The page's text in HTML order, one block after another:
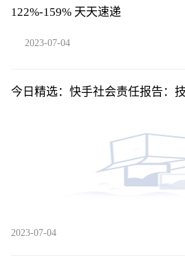
122%-159% 天天速递
2023-07-04
今日精选：快手社会责任报告：
2023-07-04